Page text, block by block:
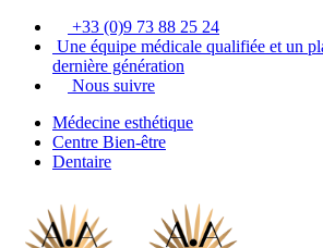
+33 (0)9 73 88 25 24
Une équipe médicale qualifiée et un
dernière génération
Nous suivre
Médecine esthétique
Centre Bien-être
Dentaire